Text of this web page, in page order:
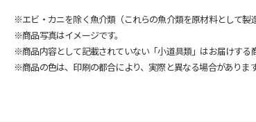
※エビ・カニを除く魚介類（これらの魚介類を原材料として製
※商品写真はイメージです。
※商品内容として記載されていない「小道具類」はお届けする
※商品の色は、印刷の都合により、実際と異なる場合があります